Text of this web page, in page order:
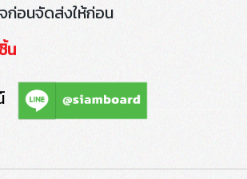
ก่อนจัดส่งให้ก่อน
น